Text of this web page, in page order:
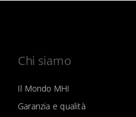
Chi siamo
Il Mondo MHI
Garanzia e qualità